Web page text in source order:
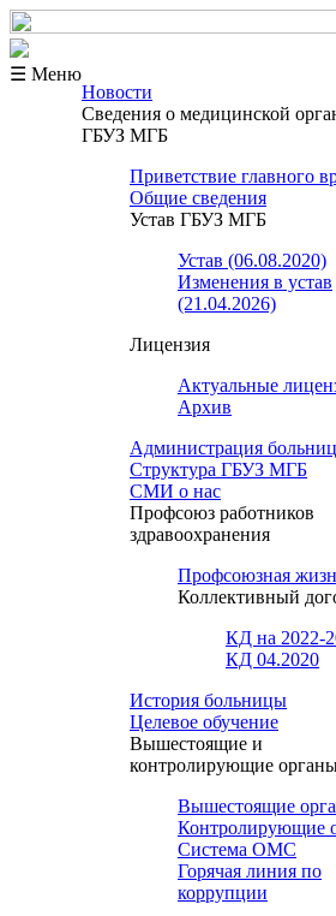
☰ Меню
Новости
Сведения о медицинской
ГБУЗ МГБ
Приветствие главного
Общие сведения
Устав ГБУЗ МГБ
Устав (06.08.2020)
Изменения в устав
(21.04.2026)
Лицензия
Актуальные
Архив
Администрация
Структура ГБУЗ МГБ
СМИ о нас
Профсоюз работников
здравоохранения
Профсоюзная
Коллективный
КД на 2022-
КД 04.2020
История больницы
Целевое обучение
Вышестоящие и
контролирующие
Вышестоящие
Контролирующие
Система ОМС
Горячая линия по
коррупции